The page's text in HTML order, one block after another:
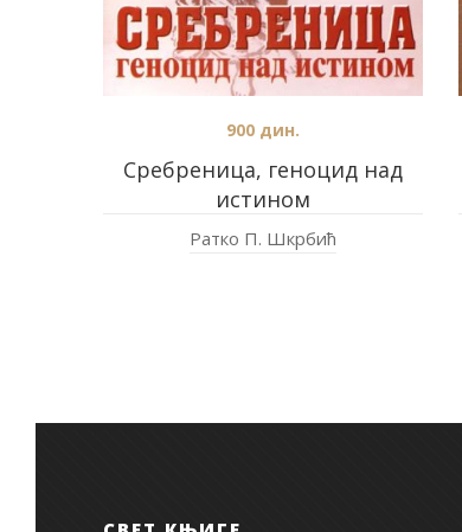
Сребреница, геноцид над
истином
900 дин.
Ратко П. Шкрбић